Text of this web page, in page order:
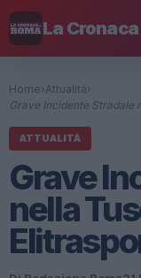
La
Home› Attualità›
Grave Incidente Stradale
ATTUALITÀ
Grave
nella